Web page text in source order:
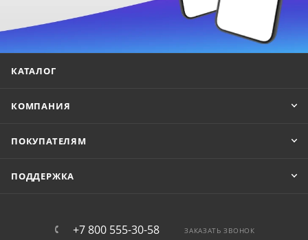
КАТАЛОГ
КОМПАНИЯ
ПОКУПАТЕЛЯМ
ПОДДЕРЖКА
+7 800 555-30-58 ЗАКАЗАТЬ ЗВОНОК